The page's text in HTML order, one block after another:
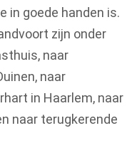
in goede handen is.
zijn onder
naar
naar
in Haarlem, naar
naar terugkerende